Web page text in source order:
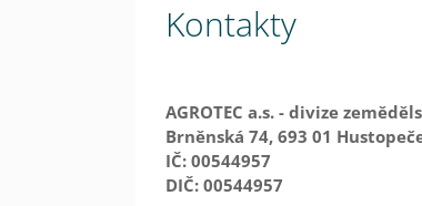
Kontakty
AGROTEC a.s. - divize
Brněnská 74, 693 01
IČ: 00544957
DIČ: 00544957